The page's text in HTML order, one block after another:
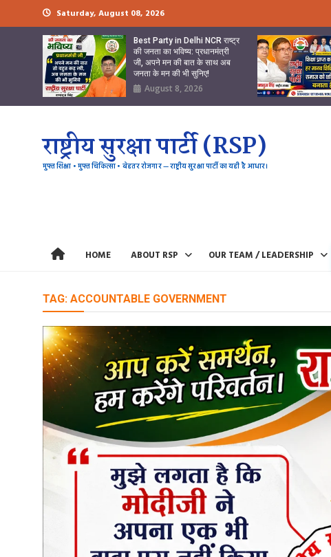
to
Saturday, August 08, 2026
Best Party in Delhi NCR राष्ट्र
की जनता का भविष्य: प्रधानमंत्री
जी, अपने मन की बात के साथ अब
जनता के मन की भी सुनिए!
August 8, 2026
राष्ट्रीय सुरक्षा पार्टी (RSP)
मुफ्त शिक्षा • मुफ्त चिकित्सा • बेहतर रोजगार — राष्ट्रीय सुरक्षा पार्टी का यही है आधार।
HOME ABOUT RSP OUR TEAM / LEADERSHIP
TAG: ACCOUNTABLE GOVERNMENT